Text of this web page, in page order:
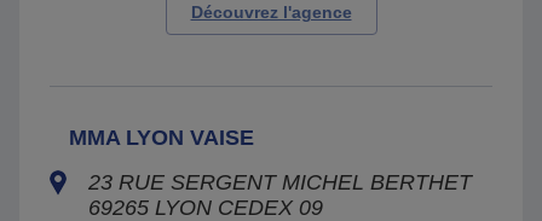
Découvrez l'agence
MMA LYON VAISE
23 RUE SERGENT MICHEL BERTHET
69265 LYON CEDEX 09